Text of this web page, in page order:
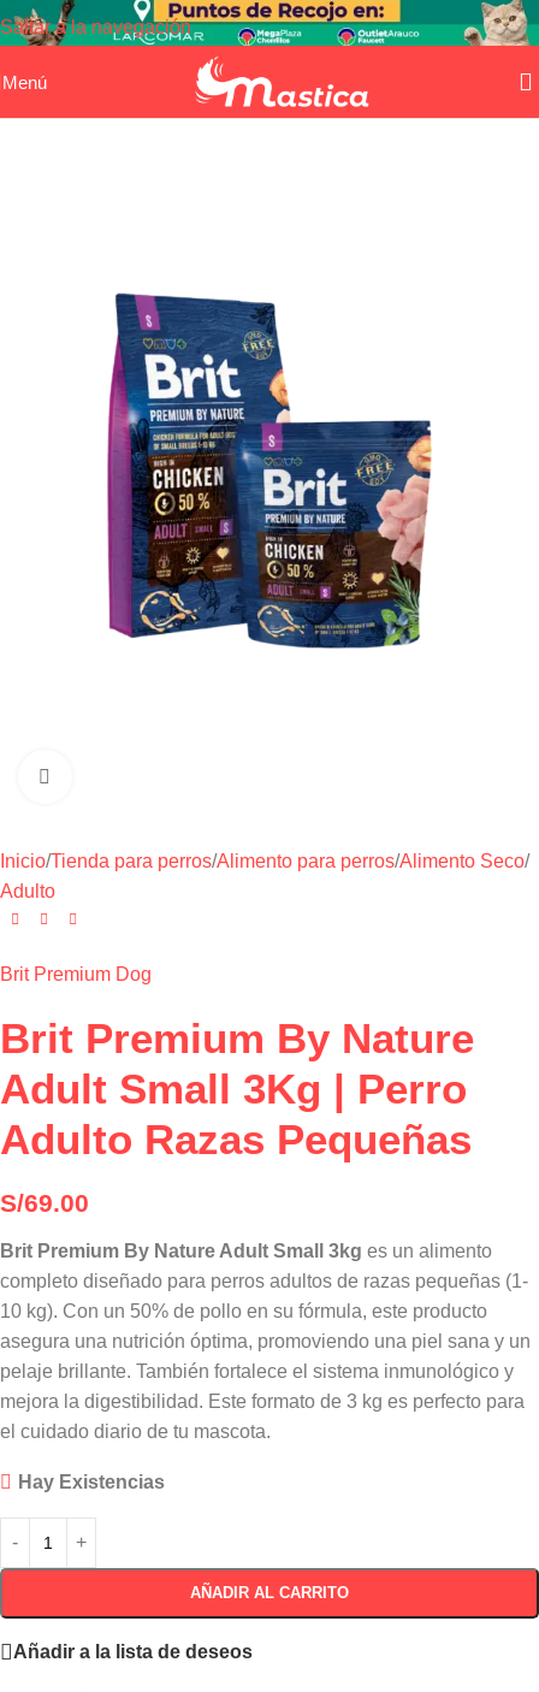
Saltar a la navegación
Saltar al contenido principal
Menú
Inicio/Tienda para perros/Alimento para perros/Alimento Seco/
Adulto
Brit Premium Dog
Brit Premium By Nature
Adult Small 3Kg | Perro
Adulto Razas Pequeñas
S/69.00
Brit Premium By Nature Adult Small 3kg es un alimento
completo diseñado para perros adultos de razas pequeñas (1-
10 kg). Con un 50% de pollo en su fórmula, este producto
asegura una nutrición óptima, promoviendo una piel sana y un
pelaje brillante. También fortalece el sistema inmunológico y
mejora la digestibilidad. Este formato de 3 kg es perfecto para
el cuidado diario de tu mascota.
Hay Existencias
AÑADIR AL CARRITO
Añadir a la lista de deseos